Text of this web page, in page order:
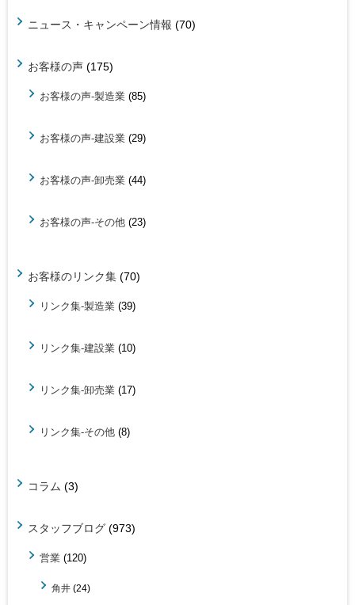
ニュース・キャンペーン情報 (70)
お客様の声 (175)
お客様の声-製造業 (85)
お客様の声-建設業 (29)
お客様の声-卸売業 (44)
お客様の声-その他 (23)
お客様のリンク集 (70)
リンク集-製造業 (39)
リンク集-建設業 (10)
リンク集-卸売業 (17)
リンク集-その他 (8)
コラム (3)
スタッフブログ (973)
営業 (120)
角井 (24)